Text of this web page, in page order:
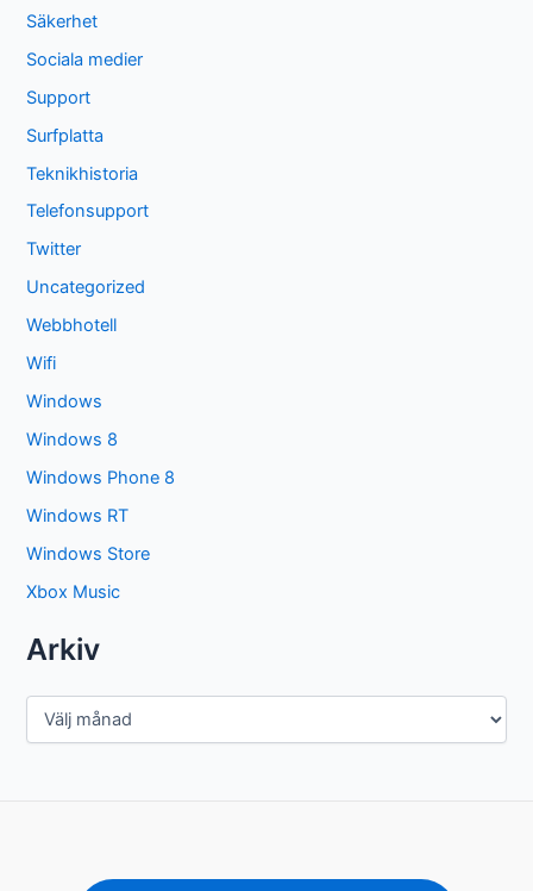
Säkerhet
Sociala medier
Support
Surfplatta
Teknikhistoria
Telefonsupport
Twitter
Uncategorized
Webbhotell
Wifi
Windows
Windows 8
Windows Phone 8
Windows RT
Windows Store
Xbox Music
Arkiv